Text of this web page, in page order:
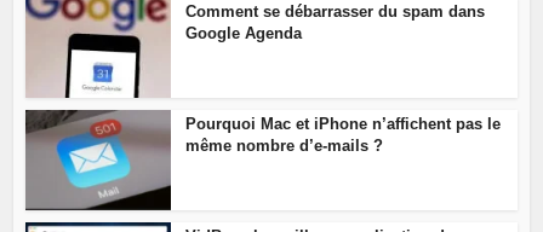
Comment se débarrasser du spam dans
Google Agenda
Pourquoi Mac et iPhone n’affichent pas le
même nombre d’e-mails ?